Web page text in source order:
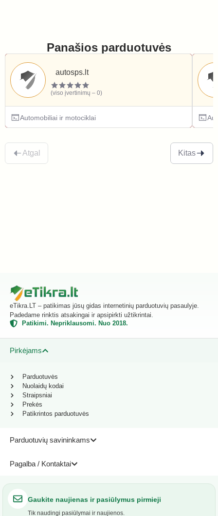
Panašios parduotuvės
autosps.lt
(viso įvertinimų – 0)
Automobiliai ir motociklai
Atgal Kitas
eTikra.LT – patikimas jūsų gidas internetinių parduotuvių pasaulyje.
Padedame rinktis atsakingai ir apsipirkti užtikrintai.
Patikimi. Nepriklausomi. Nuo 2018.
Pirkėjams
Parduotuvių savininkams
Pagalba / Kontaktai
Parduotuvės
Nuolaidų kodai
Straipsniai
Prekės
Patikrintos parduotuvės
Gaukite naujienas ir pasiūlymus pirmieji
Tik naudingi pasiūlymai ir naujienos.